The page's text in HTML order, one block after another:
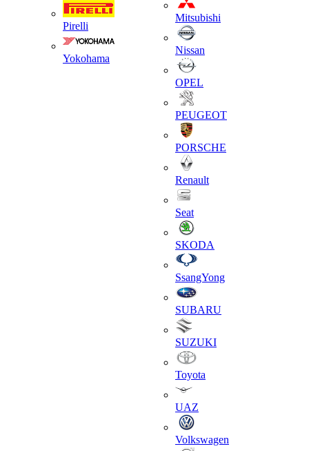
Pirelli
Yokohama
Mitsubishi
Nissan
OPEL
PEUGEOT
PORSCHE
Renault
Seat
SKODA
SsangYong
SUBARU
SUZUKI
Toyota
UAZ
Volkswagen